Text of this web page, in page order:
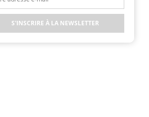
S'INSCRIRE À LA NEWSLETTER